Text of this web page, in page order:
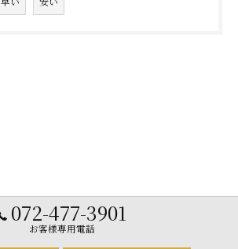
072-477-3901
お客様専用電話